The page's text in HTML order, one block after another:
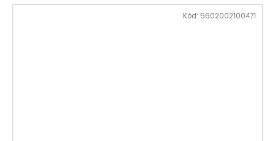
Kód: 5602002100471